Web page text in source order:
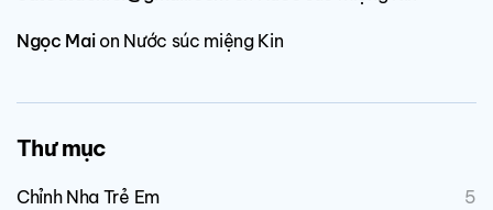
Ngọc Maion Nước súc miệng Kin
Thư mục
Chỉnh Nha Trẻ Em
5